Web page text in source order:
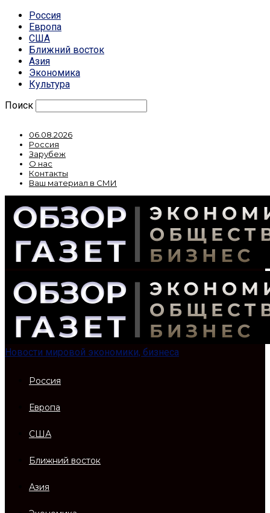
Россия
Европа
США
Ближний восток
Азия
Экономика
Культура
Поиск
06.08.2026
Россия
Зарубеж
О нас
Контакты
Ваш материал в СМИ
Новости мировой экономики, бизнеса
Россия
Европа
США
Ближний восток
Азия